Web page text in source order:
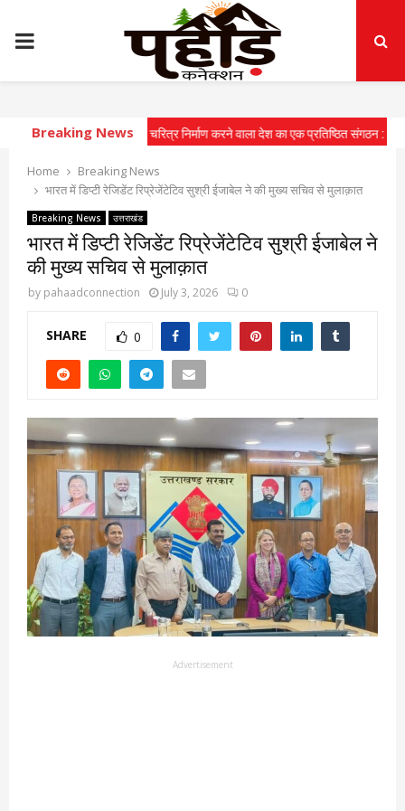
PRIMARY
MENU
Breaking News
युवाओं में राष्ट्रीय चरित्र निर्माण करने वाला देश का एक प्रतिष्ठित संगठन : सीएम ⇝
Home
Breaking News
भारत में डिप्टी रेजिडेंट रिप्रेजेंटेटिव सुश्री ईजाबेल ने की मुख्य सचिव से मुलाक़ात
Breaking News उत्तराखंड
भारत में डिप्टी रेजिडेंट रिप्रेजेंटेटिव सुश्री ईजाबेल ने
की मुख्य सचिव से मुलाक़ात
by pahaadconnection July 3, 2026 0
SHARE 0
Advertisement